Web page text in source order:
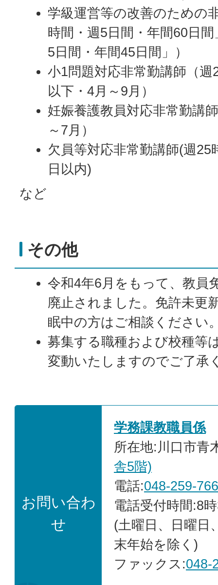
学級運営等の改善のための
時間・週5日間・年間60日
5日間・年間45日間」）
小1問題対応非常勤講師（
以下・4月～9月）
妊娠養護教員対応非常勤講
～7月）
欠員等対応非常勤講師(週25
日以内)
など
その他
令和4年6月をもって、教員
廃止されました。免許未更
眠中の方はご相談ください
募集する職種および校種等
変動いたしますのでご了承
お問い合わ
せ
学務課教職員係
所在地:川口市青
舎5階)
電話:048-259-
電話受付時間:8
(土曜日、日曜日
末年始を除く)
ファックス:048-